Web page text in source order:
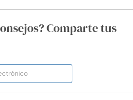
Comparte tus